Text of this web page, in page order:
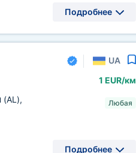
Подробнее
UA
(AL),
1 EUR/км
Любая
Подробнее